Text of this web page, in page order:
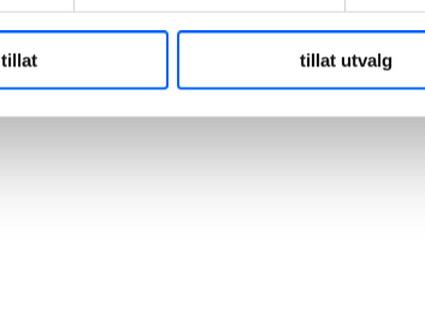
tillat utvalg